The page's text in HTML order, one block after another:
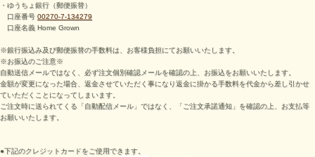
・ゆうちょ銀行（郵便振替）
口座番号 00270-7-134279
口座名義 Home Grown
※銀行振込み及び郵便振替の手数料は、お客様負担にてお願いいたします。
※お振込のご注意※
自動送信メールではなく、必ず注文個別確認メールを確認の上、お振込をお願いいたします。
金額が変更になった場合、返金させていただく事になり返金に掛かる手数料を代金から差し引かせ
ていただくことになってしまいます。
ご注文時に送られてくる「自動配信メール」ではなく、「ご注文承諾通知」を確認の上、お支払等
お願いいたします。
●下記のクレジットカードをご使用できます。